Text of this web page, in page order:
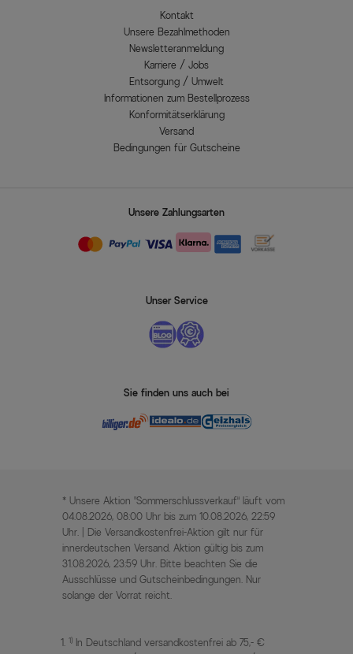
Kontakt
Unsere Bezahlmethoden
Newsletteranmeldung
Karriere / Jobs
Entsorgung / Umwelt
Informationen zum Bestellprozess
Konformitätserklärung
Versand
Bedingungen für Gutscheine
Unsere Zahlungsarten
Unser Service
Sie finden uns auch bei
* Unsere Aktion „Sommerschlussverkauf“ läuft vom
04.08.2026, 08:00 Uhr bis zum 10.08.2026, 22:59
Uhr. | Die Versandkostenfrei-Aktion gilt nur für
innerdeutschen Versand. Aktion gültig bis zum
31.08.2026, 23:59 Uhr. Bitte beachten Sie die
Ausschlüsse und Gutscheinbedingungen. Nur
solange der Vorrat reicht.
1) In Deutschland versandkostenfrei ab 75,- €